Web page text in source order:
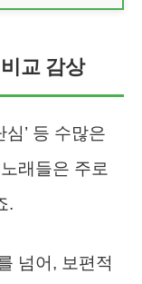
교 감상
심’ 등 수많은
래들은 주로
.
넘어, 보편적